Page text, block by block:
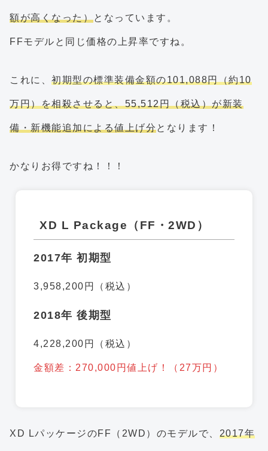
額が高くなった）となっています。
FFモデルと同じ価格の上昇率ですね。
これに、 初期型の標準装備金額の101,088円（約10
万円）を相殺させると、55,512円（税込）が新装
備・新機能追加による値上げ分となります！
かなりお得ですね！！！
XD L Package（FF・2WD）
2017年 初期型
3,958,200円（税込）
2018年 後期型
4,228,200円（税込）
金額差：270,000円値上げ！（27万円）
XD LパッケージのFF（2WD）のモデルで、 2017年